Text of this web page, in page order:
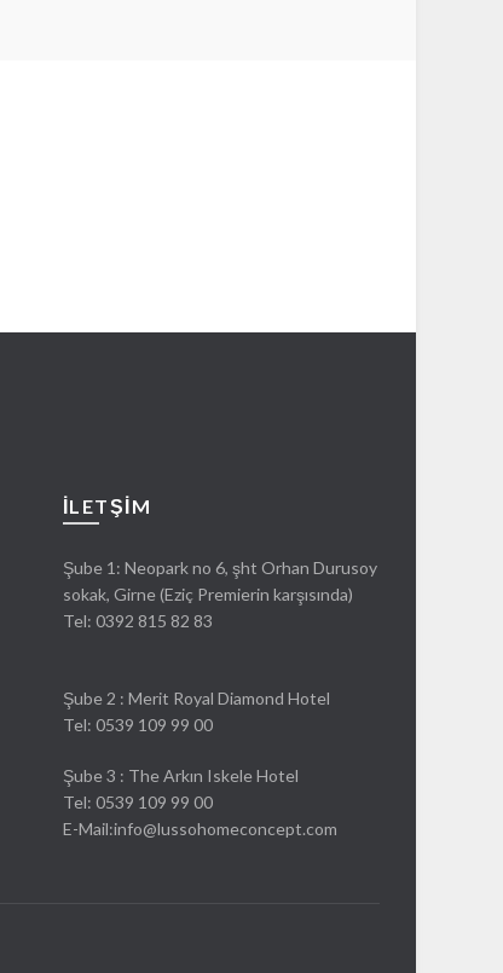
İLETŞIM
Şube 1: Neopark no 6, şht Orhan Durusoy
sokak, Girne (Eziç Premierin karşısında)
Tel: 0392 815 82 83
Şube 2 : Merit Royal Diamond Hotel
Tel: 0539 109 99 00
Şube 3 : The Arkın Iskele Hotel
Tel: 0539 109 99 00
E-Mail:info@lussohomeconcept.com